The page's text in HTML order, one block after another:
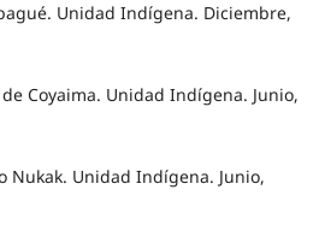
Unidad Indígena. Diciembre,
Coyaima. Unidad Indígena. Junio,
Nukak. Unidad Indígena. Junio,